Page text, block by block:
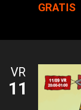
GRATIS
VR
11